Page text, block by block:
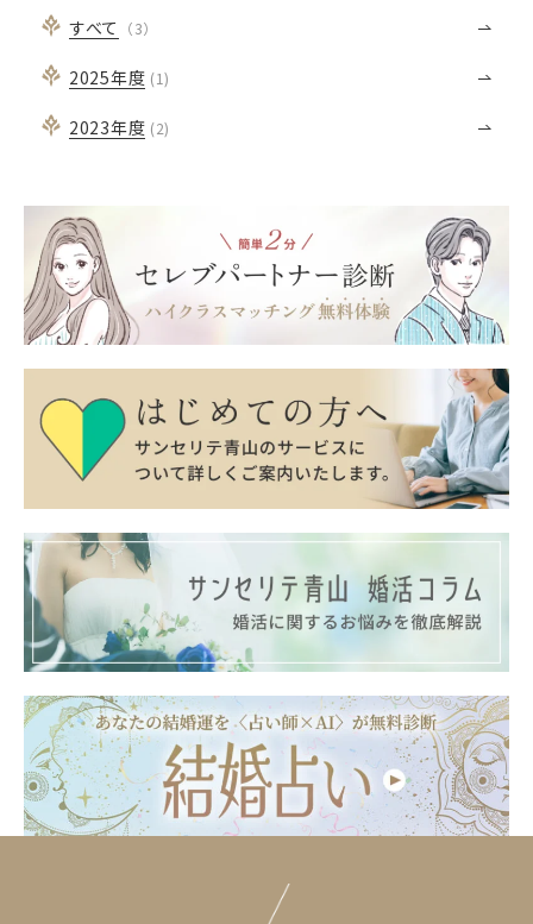
すべて （3）
2025年度 (1)
2023年度 (2)